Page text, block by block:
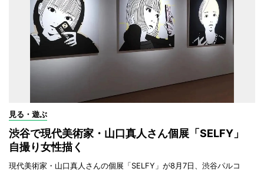
見る・遊ぶ
渋谷で現代美術家・山口真人さん個展「SELFY」
自撮り女性描く
現代美術家・山口真人さんの個展「SELFY」が8月7日、渋谷パルコ